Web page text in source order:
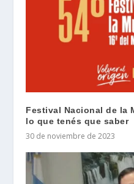
Festival Nacional de la
lo que tenés que saber
30 de noviembre de 2023